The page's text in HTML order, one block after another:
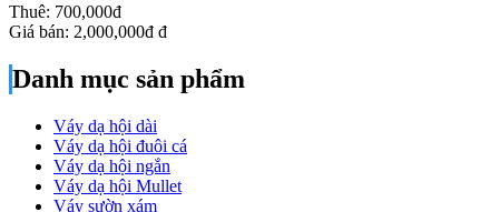
Thuê: 700,000đ
Giá bán: 2,000,000đ đ
Danh mục sản phẩm
Váy dạ hội dài
Váy dạ hội đuôi cá
Váy dạ hội ngắn
Váy dạ hội Mullet
Váy sườn xám